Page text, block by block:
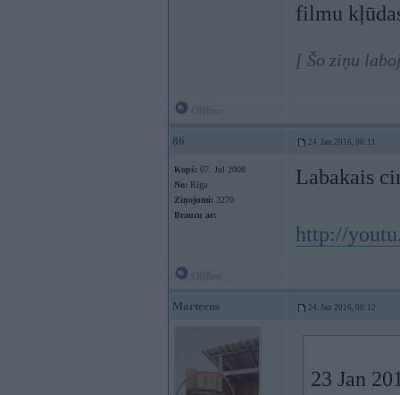
filmu
[ Šo ziņu
86 24. Jan 2016, 00:11
Kopš: 07. Jul 2008
No: Rīga
Ziņojumi: 3270
Braucu ar:
Labakais
http://
Marteens 24. Jan 2016, 00:12
23 Jan